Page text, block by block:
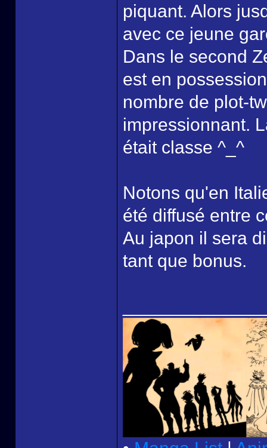
piquant. Alors
avec ce jeune
Dans le second
est en
nombre de plot-
impressionnant.
était classe ^_^
Notons qu'en
été diffusé entre
Au japon il sera
tant que bonus.